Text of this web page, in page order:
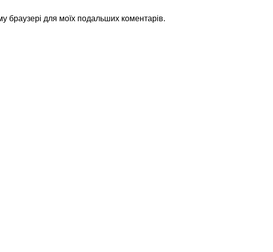
браузері для моїх подальших коментарів.